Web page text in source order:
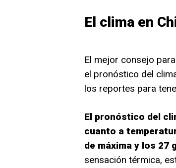
El clima en
El mejor consejo
el pronóstico del
los reportes para
El pronóstico del
cuanto a
de máxima y los 27
sensación térmica,